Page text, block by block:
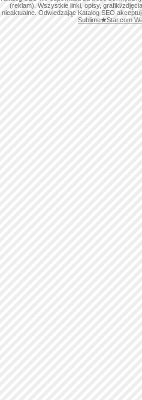
(reklam). Wszystkie linki, opisy, grafiki/
nieaktualne. Odwiedzając Katalog SEO
Sublime★Star.com